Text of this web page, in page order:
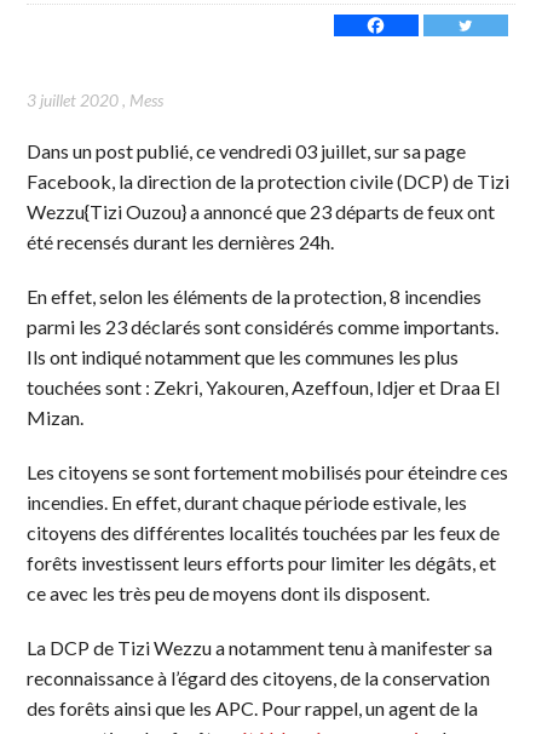
3 juillet 2020, Mess
Dans un post publié, ce vendredi 03 juillet, sur sa page
Facebook, la direction de la protection civile (DCP) de Tizi
Wezzu{Tizi Ouzou} a annoncé que 23 départs de feux ont
été recensés durant les dernières 24h.
En effet, selon les éléments de la protection, 8 incendies
parmi les 23 déclarés sont considérés comme importants.
Ils ont indiqué notamment que les communes les plus
touchées sont : Zekri, Yakouren, Azeffoun, Idjer et Draa El
Mizan.
Les citoyens se sont fortement mobilisés pour éteindre ces
incendies. En effet, durant chaque période estivale, les
citoyens des différentes localités touchées par les feux de
forêts investissent leurs efforts pour limiter les dégâts, et
ce avec les très peu de moyens dont ils disposent.
La DCP de Tizi Wezzu a notamment tenu à manifester sa
reconnaissance à l’égard des citoyens, de la conservation
des forêts ainsi que les APC. Pour rappel, un agent de la